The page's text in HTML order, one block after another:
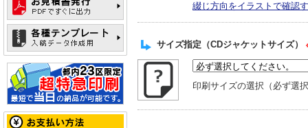
綴じ方向をイラストで確認
サイズ指定（CDジャケットサイズ）
印刷サイズの選択（必ず選